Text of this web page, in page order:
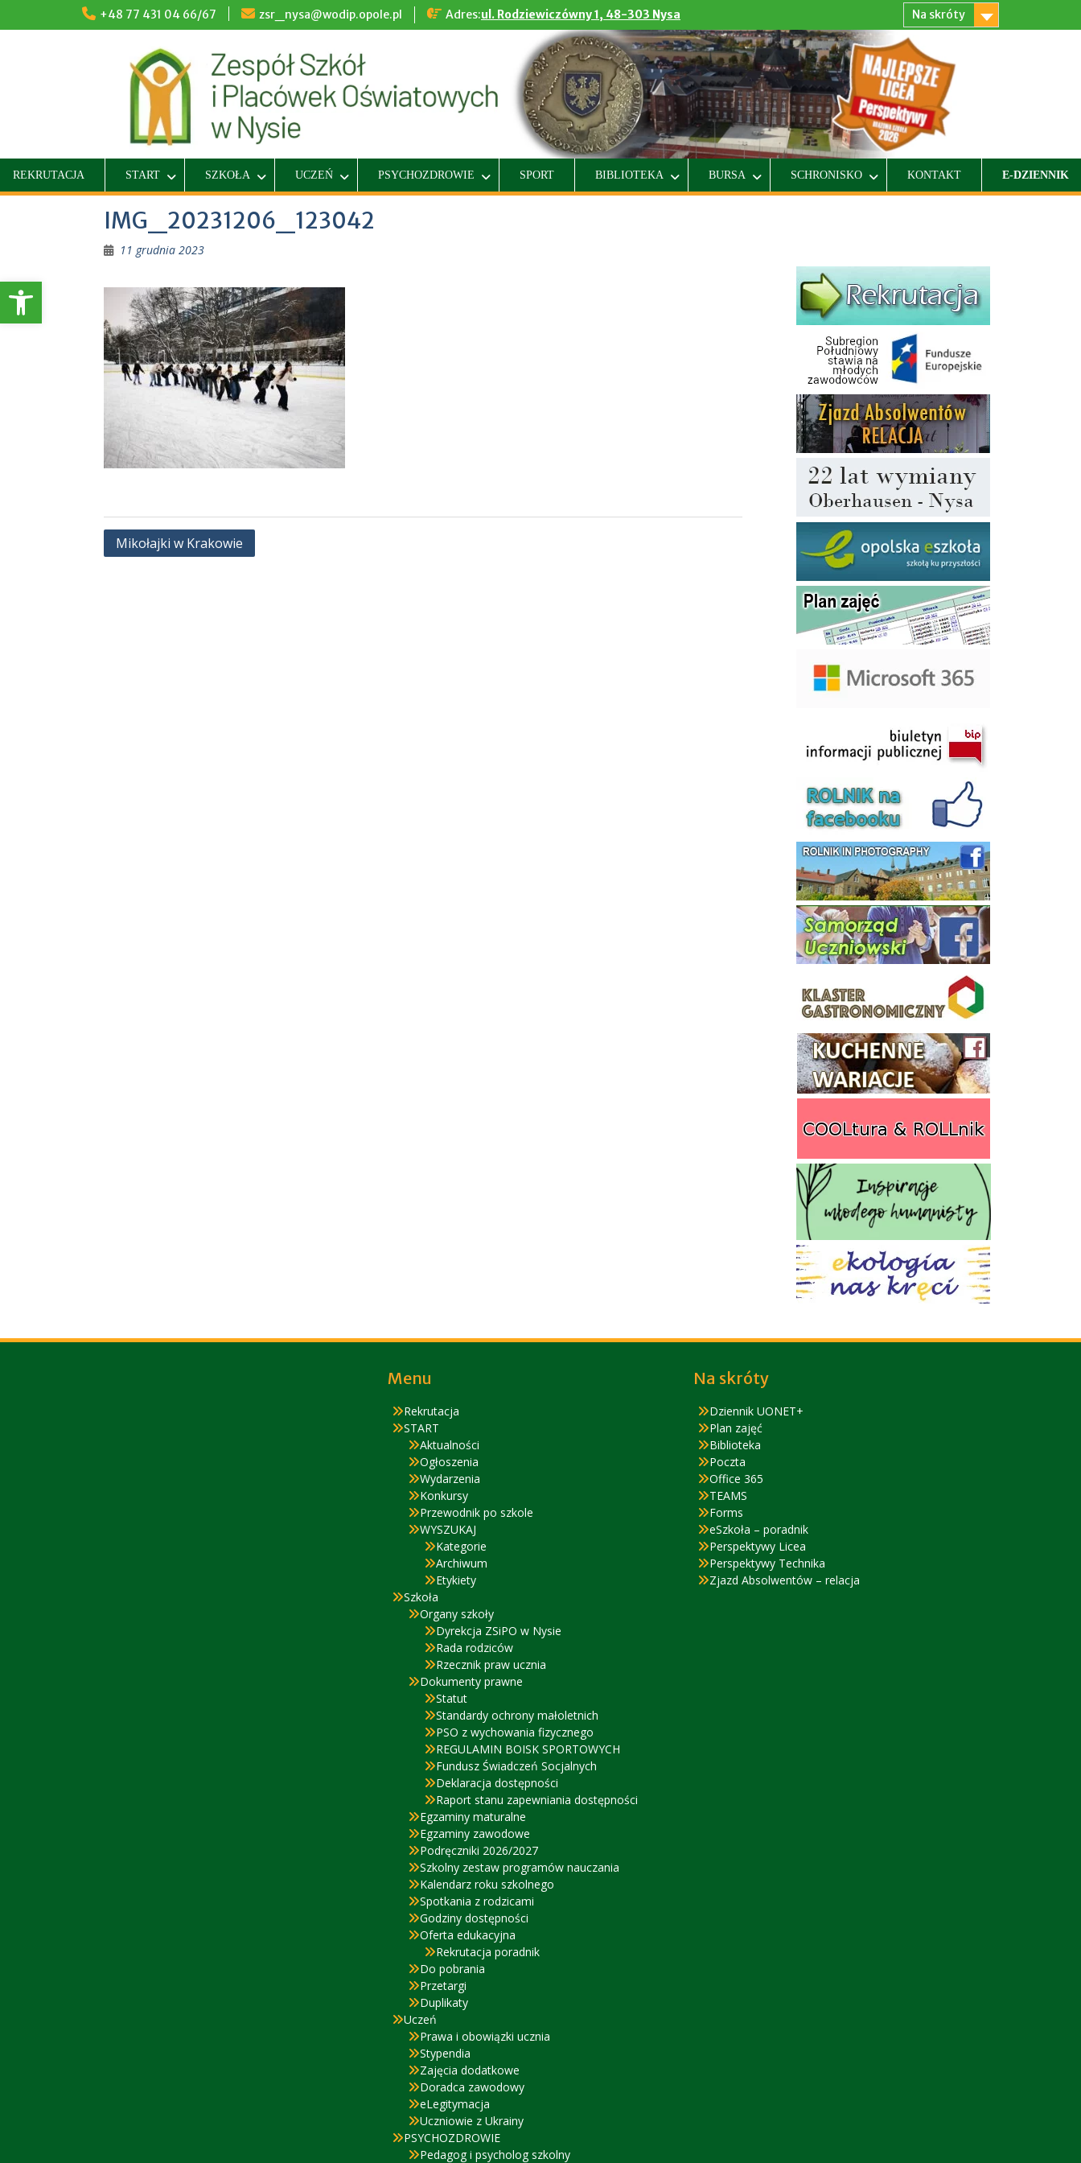
Otwórz pasek narzędzi
+48 77 431 04 66/67 zsr_nysa@wodip.opole.pl Adres:ul. Rodziewiczówny 1, 48-303 Nysa Na skróty
REKRUTACJA START SZKOŁA UCZEŃ PSYCHOZDROWIE SPORT BIBLIOTEKA BURSA SCHRONISKO KONTAKT E-DZIENNIK
IMG_20231206_123042
11 grudnia 2023
Nawigacja
Mikołajki w Krakowie
Menu
Rekrutacja
START
Aktualności
Ogłoszenia
Wydarzenia
Konkursy
Przewodnik po szkole
WYSZUKAJ
Kategorie
Archiwum
Etykiety
Szkoła
Organy szkoły
Dyrekcja ZSiPO w Nysie
Rada rodziców
Rzecznik praw ucznia
Dokumenty prawne
Statut
Standardy ochrony małoletnich
PSO z wychowania fizycznego
REGULAMIN BOISK SPORTOWYCH
Fundusz Świadczeń Socjalnych
Deklaracja dostępności
Raport stanu zapewniania dostępności
Egzaminy maturalne
Egzaminy zawodowe
Podręczniki 2026/2027
Szkolny zestaw programów nauczania
Kalendarz roku szkolnego
Spotkania z rodzicami
Godziny dostępności
Oferta edukacyjna
Rekrutacja poradnik
Do pobrania
Przetargi
Duplikaty
Uczeń
Prawa i obowiązki ucznia
Stypendia
Zajęcia dodatkowe
Doradca zawodowy
eLegitymacja
Uczniowie z Ukrainy
PSYCHOZDROWIE
Pedagog i psycholog szkolny
Na skróty
Dziennik UONET+
Plan zajęć
Biblioteka
Poczta
Office 365
TEAMS
Forms
eSzkoła – poradnik
Perspektywy Licea
Perspektywy Technika
Zjazd Absolwentów – relacja